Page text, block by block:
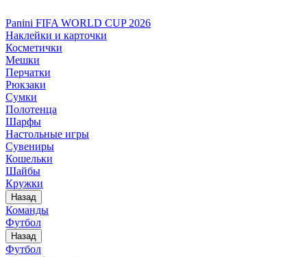
Panini FIFA WORLD CUP 2026
Наклейки и карточки
Косметички
Мешки
Перчатки
Рюкзаки
Сумки
Полотенца
Шарфы
Настольные игры
Сувениры
Кошельки
Шайбы
Кружки
Назад
Команды
Футбол
Назад
Футбол